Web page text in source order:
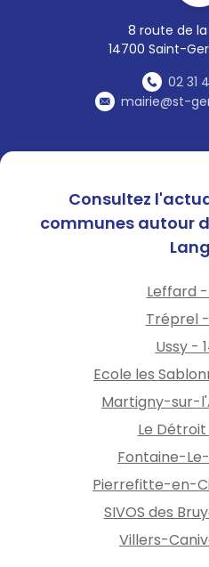
8 route de
14700 Saint-
02 31
mairie@st-
Consultez
communes autour
Leffard
Tréprel
Ussy -
Ecole les
Martigny-sur-
Le
Fontaine-Le-
Pierrefitte-en-
SIVOS des
Villers-